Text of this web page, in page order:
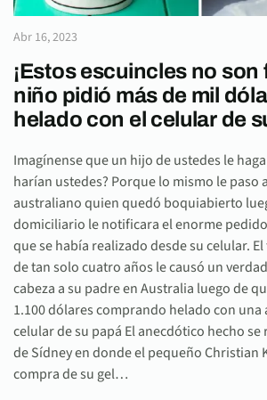
Abr 16, 2023
¡Estos escuincles no son
niño pidió más de mil
helado con el celular de
Imagínense que un hijo de ustedes le
harían ustedes? Porque lo mismo le paso
australiano quien quedó boquiabierto
domiciliario le notificara el enorme
que se había realizado desde su celular.
de tan solo cuatro años le causó un
cabeza a su padre en Australia luego de
1.100 dólares comprando helado con una
celular de su papá El anecdótico hecho
de Sídney en donde el pequeño Christian
compra de su gel…